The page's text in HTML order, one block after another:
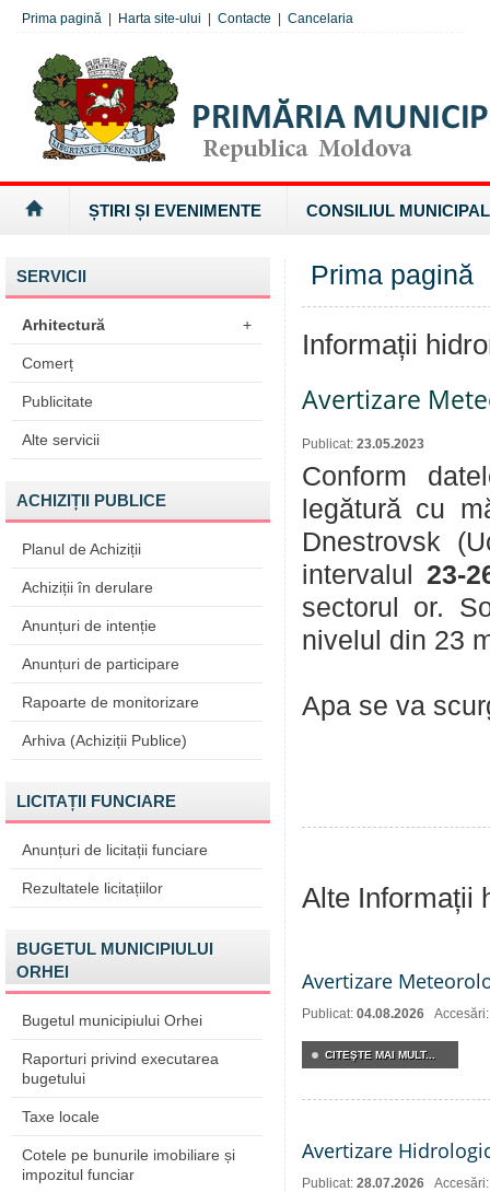
Prima pagină Harta site-ului Contacte Cancelaria
ȘTIRI ȘI EVENIMENTE CONSILIUL MUNICIPAL
SERVICII
Arhitectură +
Comerț
Publicitate
Alte servicii
ACHIZIȚII PUBLICE
Planul de Achiziții
Achiziții în derulare
Anunțuri de intenție
Anunțuri de participare
Rapoarte de monitorizare
Arhiva (Achiziții Publice)
LICITAȚII FUNCIARE
Anunțuri de licitații funciare
Rezultatele licitațiilor
BUGETUL MUNICIPIULUI
ORHEI
Bugetul municipiului Orhei
Raporturi privind executarea
bugetului
Taxe locale
Cotele pe bunurile imobiliare și
impozitul funciar
Prima pagină
Informații
Avertizare
Publicat: 23.05.2023
Conform
legătură cu
Dnestrovsk
intervalul 23-
sectorul or.
nivelul din 23
Apa se va
Alte Informații
Avertizare
Publicat: 04.08.2026
CITEŞTE MAI MULT...
Avertizare
Publicat: 28.07.2026